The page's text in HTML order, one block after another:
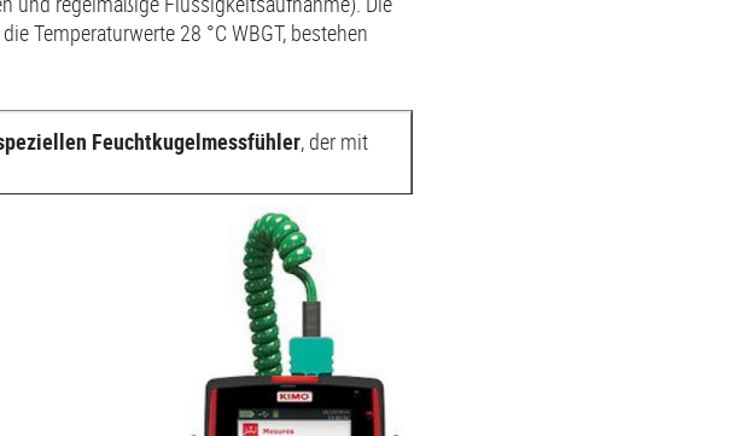
Temperaturwerte 28 °C WBGT, bestehen
Feuchtkugelmessfühler, der mit